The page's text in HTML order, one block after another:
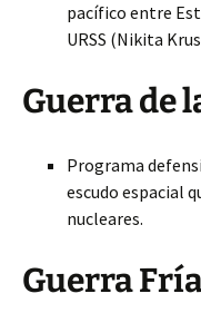
pacífico entre
URSS (Nikita
Guerra de
Programa
escudo espacial
nucleares.
Guerra